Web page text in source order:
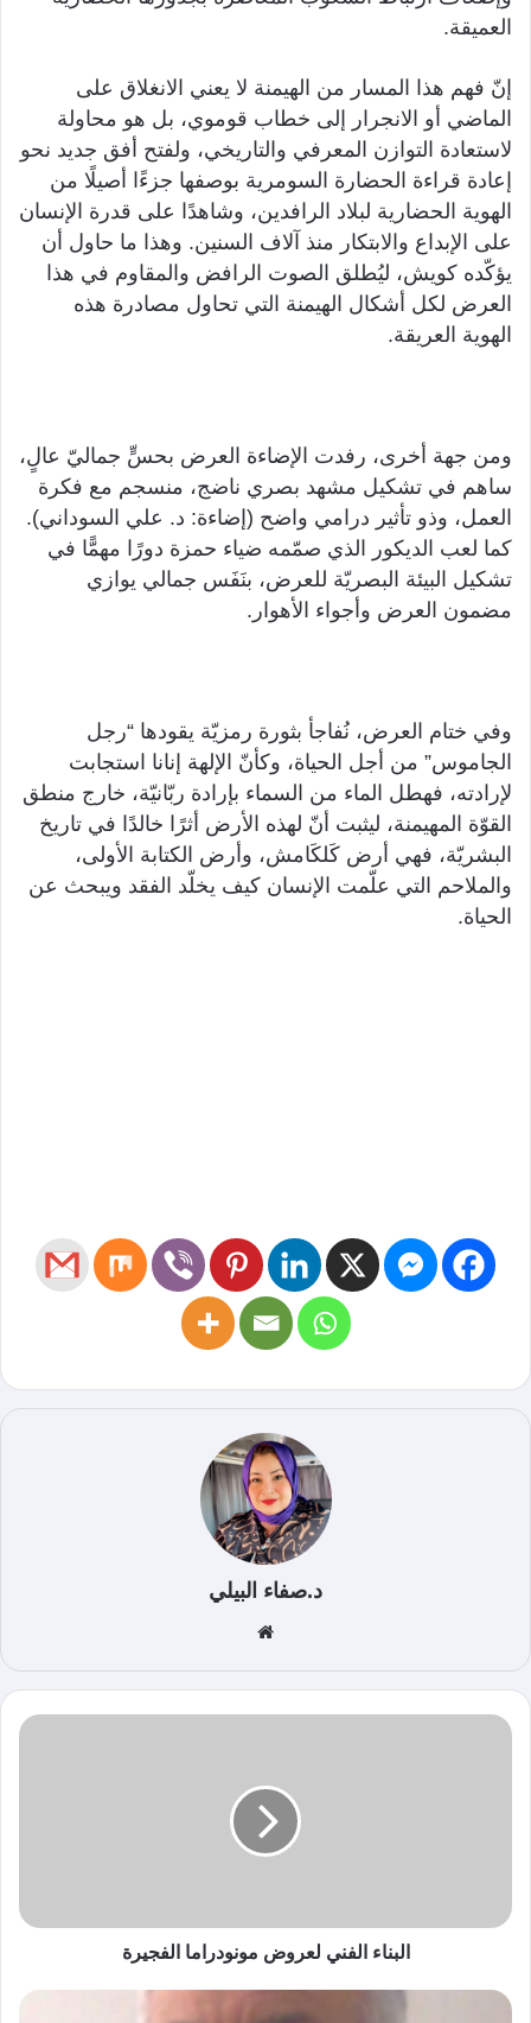
العميقة.
إنّ فهم هذا المسار من الهيمنة لا يعني الانغلاق على
الماضي أو الانجرار إلى خطاب قوموي، بل هو محاولة
لاستعادة التوازن المعرفي والتاريخي، ولفتح أفق جديد نحو
إعادة قراءة الحضارة السومرية بوصفها جزءًا أصيلًا من
الهوية الحضارية لبلاد الرافدين، وشاهدًا على قدرة الإنسان
على الإبداع والابتكار منذ آلاف السنين. وهذا ما حاول أن
يؤكّده كويش، ليُطلق الصوت الرافض والمقاوم في هذا
العرض لكل أشكال الهيمنة التي تحاول مصادرة هذه
الهوية العريقة.
ومن جهة أخرى، رفدت الإضاءة العرض بحسٍّ جماليّ عالٍ،
ساهم في تشكيل مشهد بصري ناضج، منسجم مع فكرة
العمل، وذو تأثير درامي واضح (إضاءة: د. علي السوداني).
كما لعب الديكور الذي صمّمه ضياء حمزة دورًا مهمًّا في
تشكيل البيئة البصريّة للعرض، بنَفَس جمالي يوازي
مضمون العرض وأجواء الأهوار.
وفي ختام العرض، نُفاجأ بثورة رمزيّة يقودها “رجل
الجاموس” من أجل الحياة، وكأنّ الإلهة إنانا استجابت
لإرادته، فهطل الماء من السماء بإرادة ربّانيّة، خارج منطق
القوّة المهيمنة، ليثبت أنّ لهذه الأرض أثرًا خالدًا في تاريخ
البشريّة، فهي أرض كَلكَامش، وأرض الكتابة الأولى،
والملاحم التي علّمت الإنسان كيف يخلّد الفقد ويبحث عن
الحياة.
د.صفاء البيلي
الوي
ب
البناء الفني لعروض مونودراما الفجيرة